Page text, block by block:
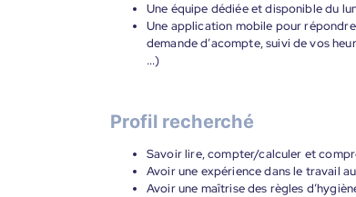
Une équipe dédiée et disponible du
Une application mobile pour
demande d’acompte, suivi de vos
...)
Profil recherché
Savoir lire, compter/calculer et
Avoir une expérience dans le travail
Avoir une maîtrise des règles